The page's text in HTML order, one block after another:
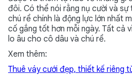
đôi. Có thể nói rằng nụ cười và sự
chú rể chính là động lực lớn nhất
cố gắng tốt hơn mỗi ngày. Tất cả
lo âu cho cô dâu và chú rể.
Xem thêm:
Thuê váy cưới đẹp, thiết kế riêng